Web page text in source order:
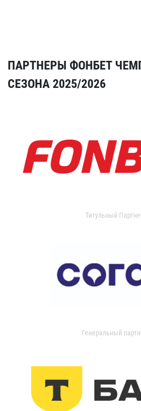
ПАРТНЕРЫ ФОНБЕТ
СЕЗОНА 2025/2026
Титульный
Генеральный